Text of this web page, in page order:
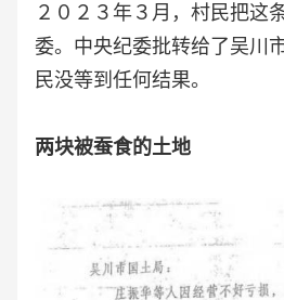
２０２３年３月，村民把这
委。中央纪委批转给了吴川
民没等到任何结果。
两块被蚕食的土地